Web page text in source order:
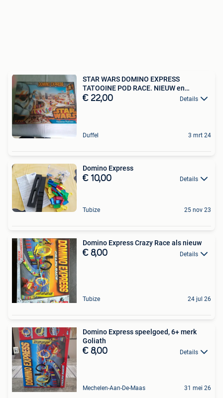
STAR WARS DOMINO EXPRESS
TATOOINE POD RACE. NIEUW en
SEALED.
€ 22,00 Details
Duffel 3 mrt 24
Domino Express
€ 10,00 Details
Tubize 25 nov 23
Domino Express Crazy Race als nieuw
€ 8,00 Details
Tubize 24 jul 26
Domino Express speelgoed, 6+ merk
Goliath
€ 8,00 Details
Mechelen-Aan-De-Maas 31 mei 26